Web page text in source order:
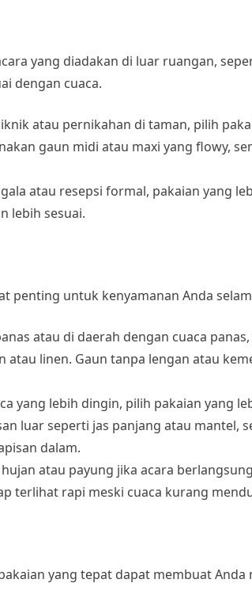
yang diadakan di luar ruangan,
dengan cuaca.
atau pernikahan di taman, pilih
gaun midi atau maxi yang flowy,
atau resepsi formal, pakaian yang
lebih sesuai.
penting untuk kenyamanan Anda
atau di daerah dengan cuaca
linen. Gaun tanpa lengan atau
yang lebih dingin, pilih pakaian yang
luar seperti jas panjang atau mantel,
dalam.
atau payung jika acara
terlihat rapi meski cuaca kurang
yang tepat dapat membuat Anda